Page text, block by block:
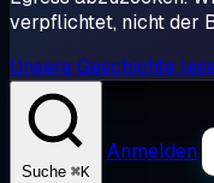
verpflichtet, nicht der
Unsere Geschichte
Suche ⌘K
Anmelden